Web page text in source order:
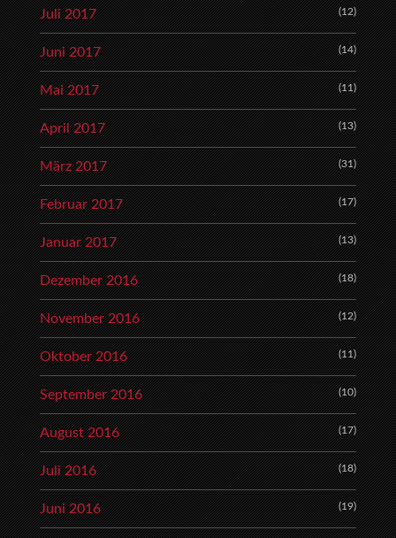
Juli 2017 (12)
Juni 2017 (14)
Mai 2017 (11)
April 2017 (13)
März 2017 (31)
Februar 2017 (17)
Januar 2017 (13)
Dezember 2016 (18)
November 2016 (12)
Oktober 2016 (11)
September 2016 (10)
August 2016 (17)
Juli 2016 (18)
Juni 2016 (19)